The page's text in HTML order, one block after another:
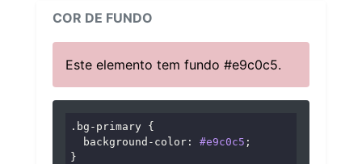
COR DE FUNDO
Este elemento tem fundo #e9c0c5.
.bg-primary {
background-color : #e9c0c5 ;
}